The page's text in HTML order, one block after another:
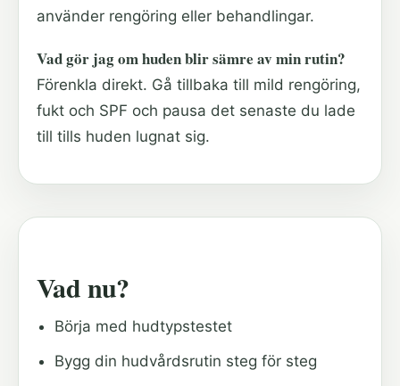
använder rengöring eller behandlingar.
Vad gör jag om huden blir sämre av min rutin?
Förenkla direkt. Gå tillbaka till mild rengöring,
fukt och SPF och pausa det senaste du lade
till tills huden lugnat sig.
Vad nu?
Börja med hudtypstestet
Bygg din hudvårdsrutin steg för steg